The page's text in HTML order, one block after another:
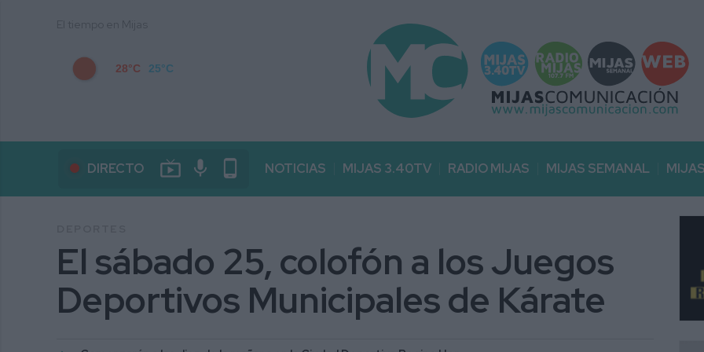
28°C 25°C
DIRECTO live_tv mic phone_android NOTICIAS MIJAS 3.40TV RADIO MIJAS MIJAS SEMANAL
El sábado 25, colofón a los Juegos
Deportivos Municipales de Kárate